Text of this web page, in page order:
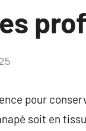
pour
soit en